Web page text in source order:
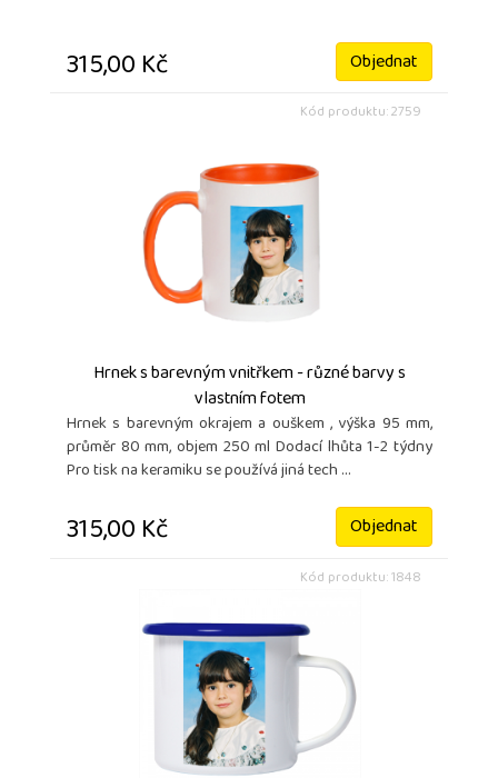
315,00 Kč Objednat
Kód produktu: 2759
Hrnek s barevným vnitřkem - různé barvy s
vlastním fotem
Hrnek s barevným okrajem a ouškem , výška 95 mm,
průměr 80 mm, objem 250 ml Dodací lhůta 1-2 týdny
Pro tisk na keramiku se používá jiná tech ...
315,00 Kč Objednat
Kód produktu: 1848